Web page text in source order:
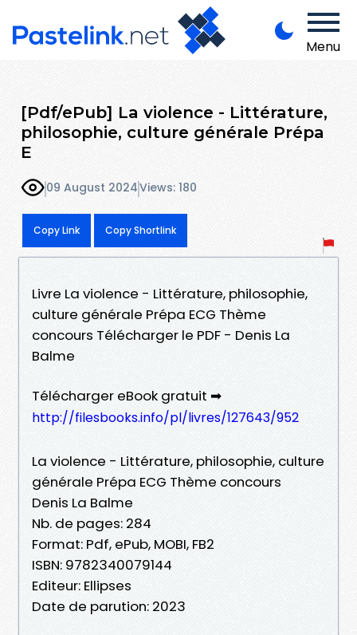
Menu
[Pdf/ePub] La violence - Littérature,
philosophie, culture générale Prépa
E
09 August 2024Views: 180
Copy Link Copy Shortlink
Livre La violence - Littérature, philosophie,
culture générale Prépa ECG Thème
concours Télécharger le PDF - Denis La
Balme
Télécharger eBook gratuit ➡
http://filesbooks.info/pl/livres/127643/952
La violence - Littérature, philosophie, culture
générale Prépa ECG Thème concours
Denis La Balme
Nb. de pages: 284
Format: Pdf, ePub, MOBI, FB2
ISBN: 9782340079144
Editeur: Ellipses
Date de parution: 2023